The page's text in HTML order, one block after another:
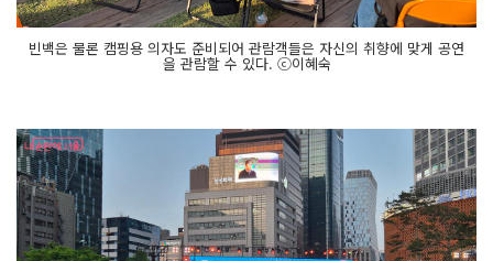
빈백은 물론 캠핑용 의자도 준비되어 관람객들은 자신의 취향에 맞게 공연
을 관람할 수 있다. ⓒ이혜숙